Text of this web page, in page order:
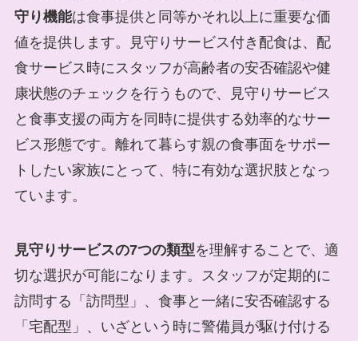
守り機能は食事提供と同等かそれ以上に重要な価
値を提供します。見守りサービス付き配食は、配
食サービス時にスタッフが高齢者の安否確認や健
康状態のチェックを行うもので、見守りサービス
と食事支援の両方を同時に提供する効率的なサー
ビス形態です。離れて暮らす親の食事面をサポー
トしたい家族にとって、特に有効な選択肢となっ
ています。
見守りサービスの7つの類型を理解することで、適
切な選択が可能になります。スタッフが定期的に
訪問する「訪問型」、食事と一緒に安否確認する
「宅配型」、いざという時に警備員が駆け付ける